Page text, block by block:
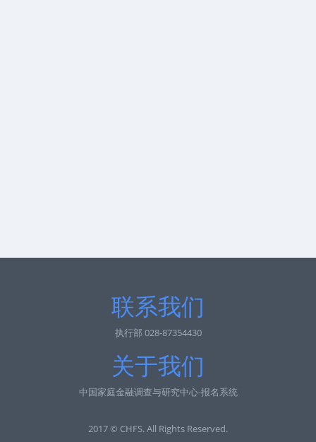
联系我们
执行部 028-87354430
关于我们
中国家庭金融调查与研究中心-报名系统
2017 © CHFS. All Rights Reserved.